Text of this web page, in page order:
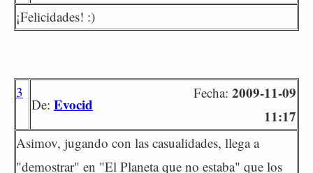
¡Felicidades! :)
3
De: Evocid
Fecha: 2009-11-09
11:17
Asimov, jugando con las casualidades, llega a
"demostrar" en "El Planeta que no estaba" que los